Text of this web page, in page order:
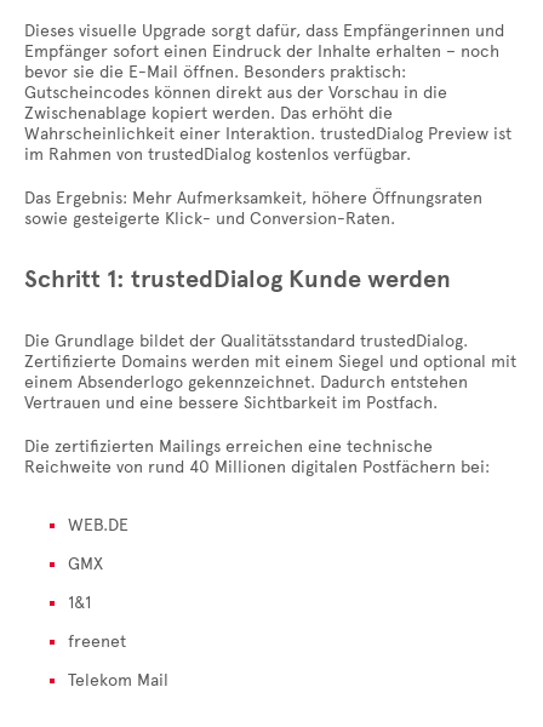
Dieses visuelle Upgrade sorgt dafür, dass Empfängerinnen und
Empfänger sofort einen Eindruck der Inhalte erhalten – noch
bevor sie die E-Mail öffnen. Besonders praktisch:
Gutscheincodes können direkt aus der Vorschau in die
Zwischenablage kopiert werden. Das erhöht die
Wahrscheinlichkeit einer Interaktion. trustedDialog Preview ist
im Rahmen von trustedDialog kostenlos verfügbar.
Das Ergebnis: Mehr Aufmerksamkeit, höhere Öffnungsraten
sowie gesteigerte Klick- und Conversion-Raten.
Schritt 1: trustedDialog Kunde werden
Die Grundlage bildet der Qualitätsstandard trustedDialog.
Zertifizierte Domains werden mit einem Siegel und optional mit
einem Absenderlogo gekennzeichnet. Dadurch entstehen
Vertrauen und eine bessere Sichtbarkeit im Postfach.
Die zertifizierten Mailings erreichen eine technische
Reichweite von rund 40 Millionen digitalen Postfächern bei:
WEB.DE
GMX
1&1
freenet
Telekom Mail